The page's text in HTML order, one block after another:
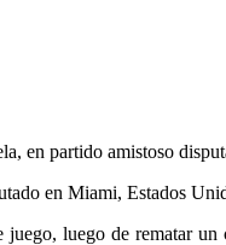
en partido amistoso
en Miami, Estados
luego de rematar